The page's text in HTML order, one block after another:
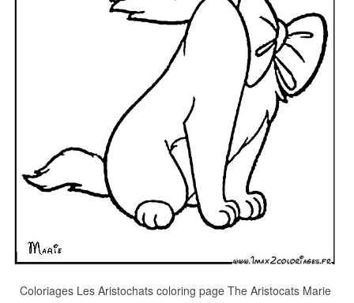
Coloriages Les Aristochats coloring page The Aristocats Marie